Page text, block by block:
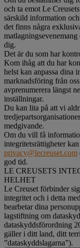
och ta emot Le
särskild information
det finns några
dig.
Det är du som har
Kom ihåg att du har
helst kan anpassa dina
marknadsföring från
avprenumerera längst
inställningar.
Du kan lita på att vi
medgivande.
Om du vill få
integritetsrättigheter
privacy@lecreuset.com
god tid.
LE CREUSETS
HELHET
Le Creuset förbinder
integritet och i detta
bearbetar dina
lagstiftning om
dataskyddsförordning
gäller i ditt land, ditt
”dataskyddslagarna”).